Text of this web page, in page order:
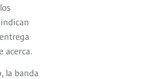
acerca.
la banda